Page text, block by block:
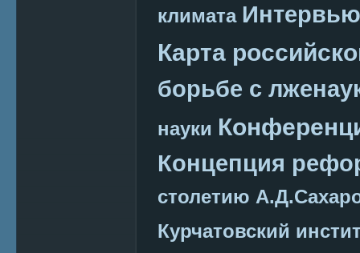
климата Интервью
Карта
борьбе с
науки
Концепция
столетию
Курчатовский